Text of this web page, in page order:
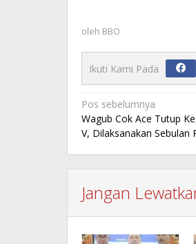
oleh BBO
Ikuti Kami Pada
Navigasi
pos
Pos sebelumnya
Wagub Cok Ace Tutup
V, Dilaksanakan Sebulan
Jangan